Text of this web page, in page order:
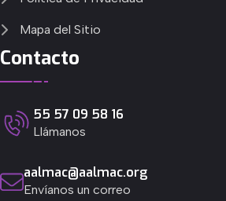
Mapa del Sitio
Contacto
55 57 09 58 16
Llámanos
aalmac@aalmac.org
Envíanos un correo